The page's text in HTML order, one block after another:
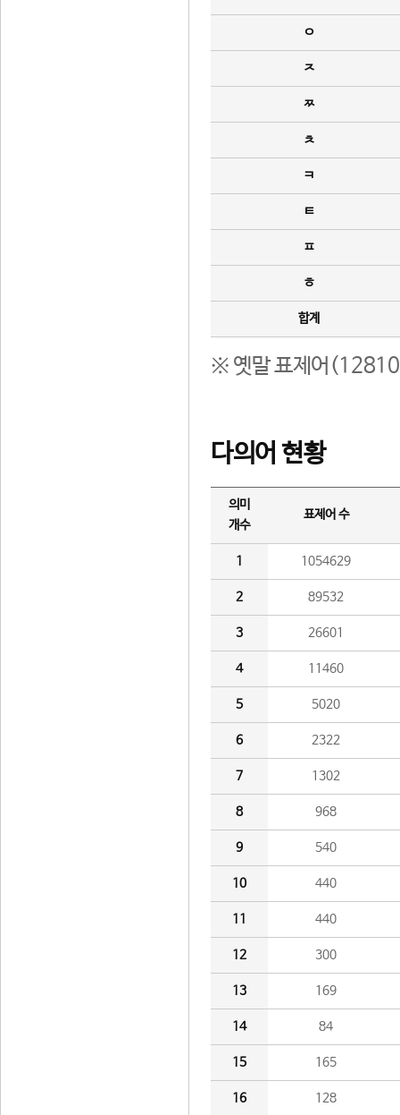
ㅇ
ㅈ
ㅉ
ㅊ
ㅋ
ㅌ
ㅍ
ㅎ
합계
※ 옛말 표제어(12810
다의어 현황
의미
개수
표제어 수
1 1054629
2 89532
3 26601
4 11460
5 5020
6 2322
7 1302
8 968
9 540
10 440
11 440
12 300
13 169
14 84
15 165
16 128